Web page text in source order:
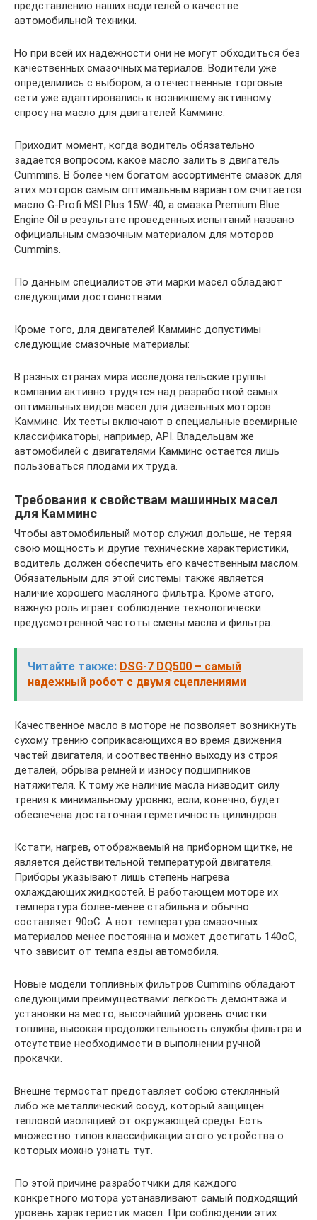
представлению наших водителей о качестве
автомобильной техники.
Но при всей их надежности они не могут обходиться без
качественных смазочных материалов. Водители уже
определились с выбором, а отечественные торговые
сети уже адаптировались к возникшему активному
спросу на масло для двигателей Камминс.
Приходит момент, когда водитель обязательно
задается вопросом, какое масло залить в двигатель
Cummins. В более чем богатом ассортименте смазок для
этих моторов самым оптимальным вариантом считается
масло G-Profi MSI Plus 15W-40, а смазка Premium Blue
Engine Oil в результате проведенных испытаний названо
официальным смазочным материалом для моторов
Cummins.
По данным специалистов эти марки масел обладают
следующими достоинствами:
Кроме того, для двигателей Камминс допустимы
следующие смазочные материалы:
В разных странах мира исследовательские группы
компании активно трудятся над разработкой самых
оптимальных видов масел для дизельных моторов
Камминс. Их тесты включают в специальные всемирные
классификаторы, например, API. Владельцам же
автомобилей с двигателями Камминс остается лишь
пользоваться плодами их труда.
Требования к свойствам машинных масел
для Камминс
Чтобы автомобильный мотор служил дольше, не теряя
свою мощность и другие технические характеристики,
водитель должен обеспечить его качественным маслом.
Обязательным для этой системы также является
наличие хорошего масляного фильтра. Кроме этого,
важную роль играет соблюдение технологически
предусмотренной частоты смены масла и фильтра.
Читайте также: DSG-7 DQ500 – самый
надежный робот с двумя сцеплениями
Качественное масло в моторе не позволяет возникнуть
сухому трению соприкасающихся во время движения
частей двигателя, и соотвественно выходу из строя
деталей, обрыва ремней и износу подшипников
натяжителя. К тому же наличие масла низводит силу
трения к минимальному уровню, если, конечно, будет
обеспечена достаточная герметичность цилиндров.
Кстати, нагрев, отображаемый на приборном щитке, не
является действительной температурой двигателя.
Приборы указывают лишь степень нагрева
охлаждающих жидкостей. В работающем моторе их
температура более-менее стабильна и обычно
составляет 90оС. А вот температура смазочных
материалов менее постоянна и может достигать 140оС,
что зависит от темпа езды автомобиля.
Новые модели топливных фильтров Cummins обладают
следующими преимуществами: легкость демонтажа и
установки на место, высочайший уровень очистки
топлива, высокая продолжительность службы фильтра и
отсутствие необходимости в выполнении ручной
прокачки.
Внешне термостат представляет собою стеклянный
либо же металлический сосуд, который защищен
тепловой изоляцией от окружающей среды. Есть
множество типов классификации этого устройства о
которых можно узнать тут.
По этой причине разработчики для каждого
конкретного мотора устанавливают самый подходящий
уровень характеристик масел. При соблюдении этих